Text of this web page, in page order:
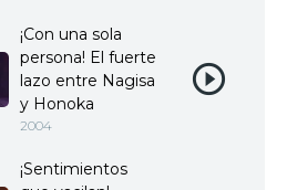
¡Con una sola
persona! El fuerte
lazo entre Nagisa
y Honoka
2004
¡Sentimientos